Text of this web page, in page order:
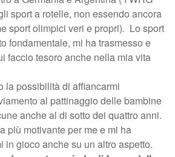
sport a rotelle, non essendo ancora
sport olimpici veri e propri). Lo sport
fondamentale, mi ha trasmesso e
faccio tesoro anche nella mia vita
la possibilità di affiancarmi
al pattinaggio delle bambine
anche al di sotto dei quattro anni.
più motivante per me e mi ha
in gioco anche su un altro aspetto.